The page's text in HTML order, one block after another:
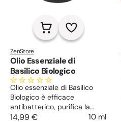
ZenStore
Olio Essenziale di
Basilico Biologico
Olio essenziale di Basilico
Biologico è efficace
antibatterico, purifica la
pelle e stimola la ricrescita
14,99 € 10 ml